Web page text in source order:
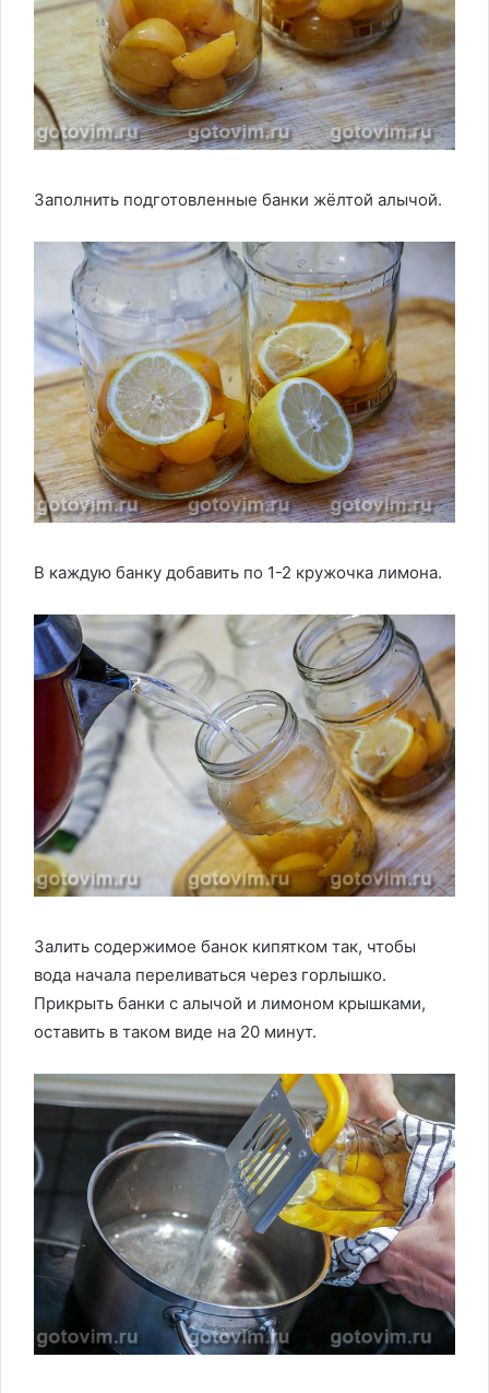
Заполнить подготовленные банки жёлтой алычой.
В каждую банку добавить по 1-2 кружочка лимона.
Залить содержимое банок кипятком так, чтобы
вода начала переливаться через горлышко.
Прикрыть банки с алычой и лимоном крышками,
оставить в таком виде на 20 минут.